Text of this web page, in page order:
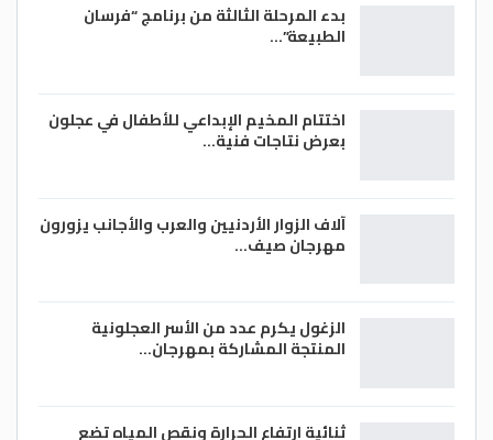
الرئاسة اللبنانية تسلمها الصيغة الأخيرة
لمسودة اتفاق ترسيم الحدود البحرية مع
وبينما قالت الرئاسة اللبنانية أنه سيتم
بدء المرحلة الثالثة من برنامج “فرسان
الطبيعة”…
اختتام المخيم الإبداعي للأطفال في عجلون
بعرض نتاجات فنية…
آلاف الزوار الأردنيين والعرب والأجانب يزورون
مهرجان صيف…
الزغول يكرم عدد من الأسر العجلونية
المنتجة المشاركة بمهرجان…
ثنائية ارتفاع الحرارة ونقص المياه تضع